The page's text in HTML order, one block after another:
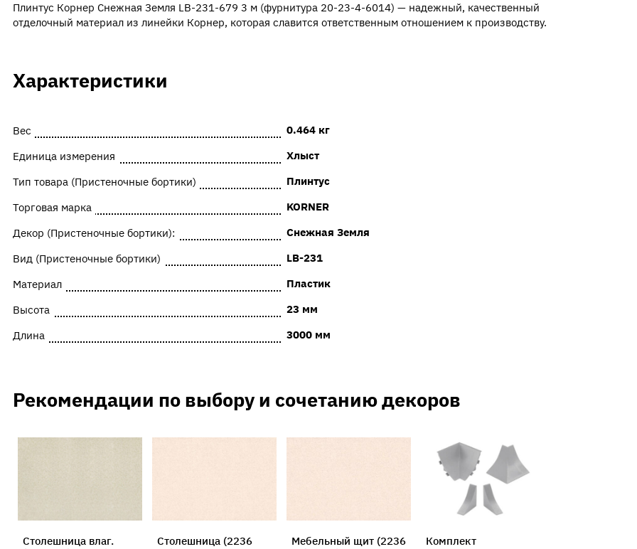
Плинтус Корнер Снежная Земля LB-231-679 3 м (фурнитура 20-23-4-6014) — надежный, качественный
отделочный материал из линейки Корнер, которая славится ответственным отношением к производству.
Характеристики
Вес
0.464 кг
Единица измерения
Хлыст
Тип товара (Пристеночные бортики)
Плинтус
Торговая марка
KORNER
Декор (Пристеночные бортики):
Снежная Земля
Вид (Пристеночные бортики)
LB-231
Материал
Пластик
Высота
23 мм
Длина
3000 мм
Рекомендации по выбору и сочетанию декоров
Столешница влаг.
Столешница (2236
Мебельный щит (2236
Комплект